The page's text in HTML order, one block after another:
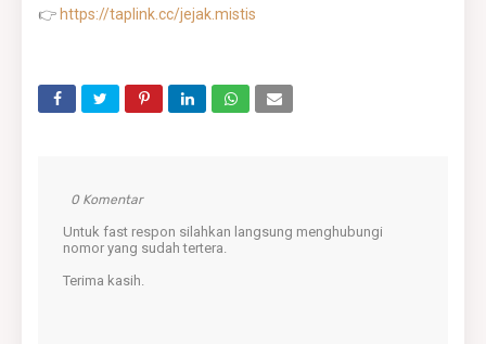
👉 https://taplink.cc/jejak.mistis
0 Komentar
Untuk fast respon silahkan langsung menghubungi
nomor yang sudah tertera.
Terima kasih.